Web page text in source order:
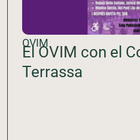
OVIM
El OVIM con el
Terrassa